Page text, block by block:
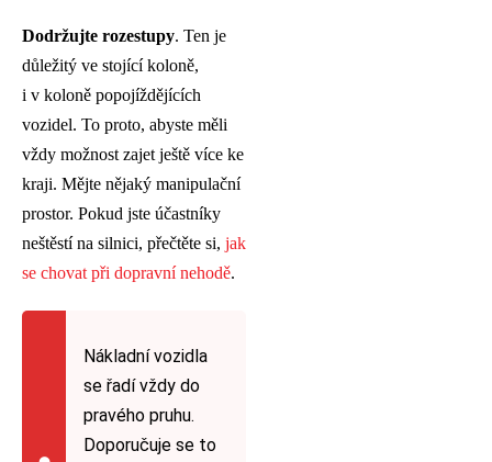
Dodržujte rozestupy. Ten je
důležitý ve stojící koloně,
i v koloně popojíždějících
vozidel. To proto, abyste měli
vždy možnost zajet ještě více ke
kraji. Mějte nějaký manipulační
prostor. Pokud jste účastníky
neštěstí na silnici, přečtěte si, jak
se chovat při dopravní nehodě.
Nákladní vozidla
se řadí vždy do
pravého pruhu.
Doporučuje se to